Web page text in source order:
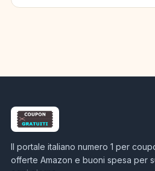
Il portale italiano numero 1 per
offerte Amazon e buoni spesa per